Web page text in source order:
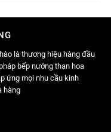
là thương hiệu hàng đầu
bếp nướng than hoa
ứng mọi nhu cầu kinh
hàng